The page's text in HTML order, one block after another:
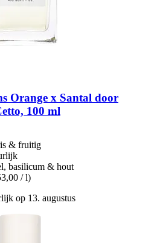
Orange x Santal door
100 ml
& fruitig
basilicum & hout
/ l)
op 13. augustus